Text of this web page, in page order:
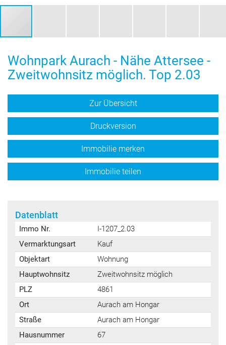
Wohnpark Aurach - Nähe Attersee -
Zweitwohnsitz möglich. Top 2.03
Zur Übersicht
Druckversion
Immobilie merken
Immobilie teilen
Datenblatt
Immo Nr.
I-1207_2.03
Vermarktungsart
Kauf
Objektart
Wohnung
Hauptwohnsitz
Zweitwohnsitz möglich
PLZ
4861
Ort
Aurach am Hongar
Straße
Aurach am Hongar
Hausnummer
67